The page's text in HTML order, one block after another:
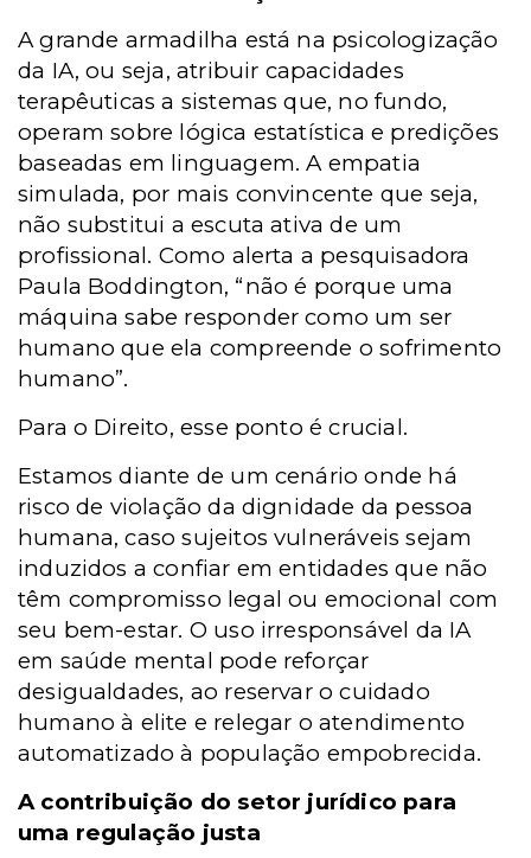
A grande armadilha está na psicologização
da IA, ou seja, atribuir capacidades
terapêuticas a sistemas que, no fundo,
operam sobre lógica estatística e predições
baseadas em linguagem. A empatia
simulada, por mais convincente que seja,
não substitui a escuta ativa de um
profissional. Como alerta a pesquisadora
Paula Boddington, “não é porque uma
máquina sabe responder como um ser
humano que ela compreende o sofrimento
humano”.
Para o Direito, esse ponto é crucial.
Estamos diante de um cenário onde há
risco de violação da dignidade da pessoa
humana, caso sujeitos vulneráveis sejam
induzidos a confiar em entidades que não
têm compromisso legal ou emocional com
seu bem-estar. O uso irresponsável da IA
em saúde mental pode reforçar
desigualdades, ao reservar o cuidado
humano à elite e relegar o atendimento
automatizado à população empobrecida.
A contribuição do setor jurídico para
uma regulação justa